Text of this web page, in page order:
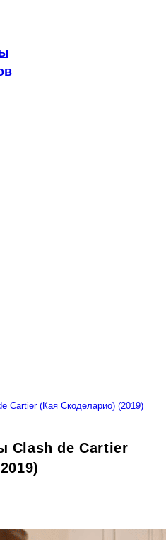
Cartier (Кая Скоделарио) (2019)
Clash de Cartier